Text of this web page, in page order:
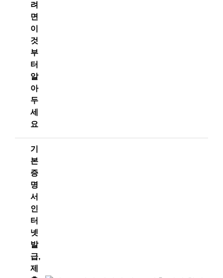
려
면
이
것
부
터
알
아
두
세
요
기
본
증
명
서
인
터
넷
발
급,
제